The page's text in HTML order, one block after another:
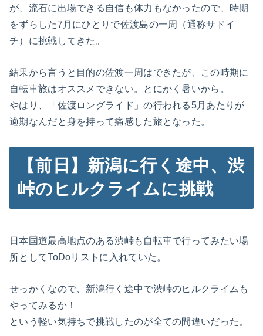
が、流石に出場できる自信も体力もなかったので、時期
をずらした7月にひとりで佐渡島の一周（通称サドイ
チ）に挑戦してきた。
結果から言うと目的の佐渡一周はできたが、この時期に
自転車旅はオススメできない。とにかく暑いから。
やはり、「佐渡ロングライド」の行われる5月あたりが
適期なんだと身を持って痛感した旅となった。
【前日】新潟に行く途中、渋
峠のヒルクライムに挑戦
日本国道最高地点のある渋峠も自転車で行ってみたい場
所としてToDoリストに入れていた。
せっかくなので、新潟行く途中で渋峠のヒルクライムも
やってみるか！
という軽い気持ちで挑戦したのが全ての間違いだった。